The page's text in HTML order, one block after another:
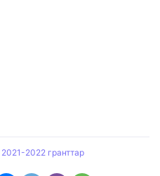
2021-2022 гранттар